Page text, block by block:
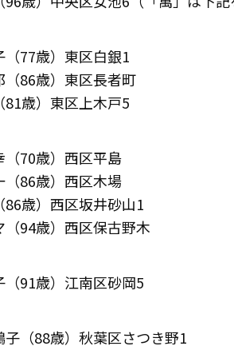
（77歳）東区白銀1
（86歳）東区長者町
81歳）東区上木戸5
（70歳）西区平島
（86歳）西区木場
86歳）西区坂井砂山1
（94歳）西区保古野木
（91歳）江南区砂岡5
子（88歳）秋葉区さつき野1